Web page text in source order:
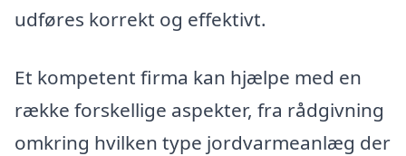
udføres korrekt og effektivt.
Et kompetent firma kan hjælpe med en
række forskellige aspekter, fra rådgivning
omkring hvilken type jordvarmeanlæg der